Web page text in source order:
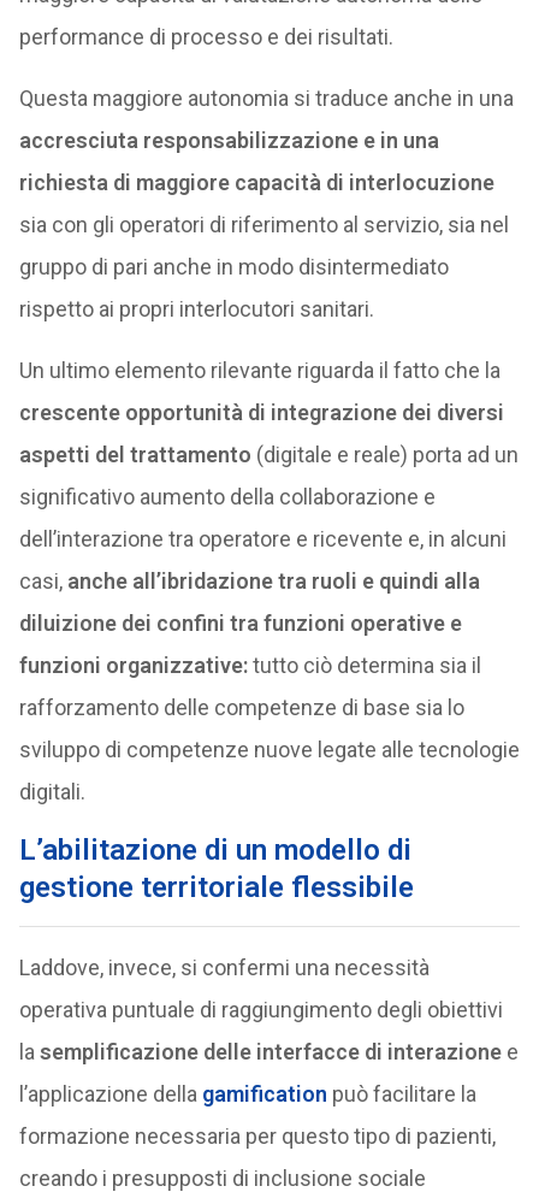
performance di processo e dei risultati.
Questa maggiore autonomia si traduce anche in una
accresciuta responsabilizzazione e in una
richiesta di maggiore capacità di interlocuzione
sia con gli operatori di riferimento al servizio, sia nel
gruppo di pari anche in modo disintermediato
rispetto ai propri interlocutori sanitari.
Un ultimo elemento rilevante riguarda il fatto che la
crescente opportunità di integrazione dei diversi
aspetti del trattamento (digitale e reale) porta ad un
significativo aumento della collaborazione e
dell’interazione tra operatore e ricevente e, in alcuni
casi, anche all’ibridazione tra ruoli e quindi alla
diluizione dei confini tra funzioni operative e
funzioni organizzative:tutto ciò determina sia il
rafforzamento delle competenze di base sia lo
sviluppo di competenze nuove legate alle tecnologie
digitali.
L’abilitazione di un modello di
gestione territoriale flessibile
Laddove, invece, si confermi una necessità
operativa puntuale di raggiungimento degli obiettivi
la semplificazione delle interfacce di interazionee
l’applicazione della gamification può facilitare la
formazione necessaria per questo tipo di pazienti,
creando i presupposti di inclusione sociale